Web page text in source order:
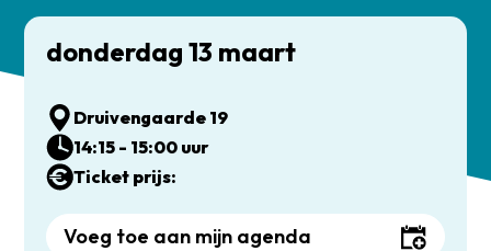
donderdag 13 maart
Druivengaarde 19
14:15 - 15:00 uur
Ticket prijs:
Voeg toe aan mijn agenda